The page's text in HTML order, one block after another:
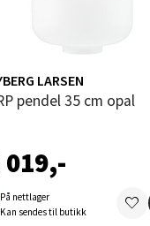
LARSEN
pendel 35 cm opal
019,-
På nettlager
Kan sendes til butikk